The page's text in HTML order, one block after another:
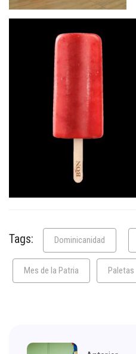
Tags: Dominicanidad
Mes de la Patria Paletas